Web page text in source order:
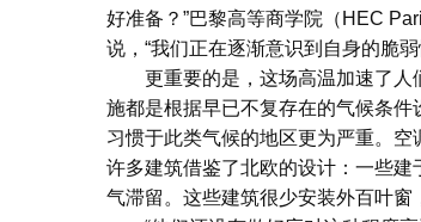
好准备？”巴黎高等商学院（HEC
说，“我们正在逐渐意识到自身的脆弱
更重要的是，这场高温加速了
施都是根据早已不复存在的气候条
习惯于此类气候的地区更为严重。
许多建筑借鉴了北欧的设计：一些
气滞留。这些建筑很少安装外百叶